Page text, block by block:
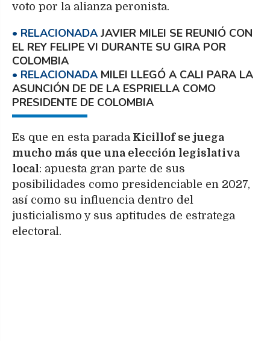
voto por la alianza peronista.
JAVIER MILEI SE REUNIÓ CON
EL REY FELIPE VI DURANTE SU GIRA POR
COLOMBIA
MILEI LLEGÓ A CALI PARA LA
ASUNCIÓN DE DE LA ESPRIELLA COMO
PRESIDENTE DE COLOMBIA
Es que en esta parada Kicillof se juega
mucho más que una elección legislativa
local: apuesta gran parte de sus
posibilidades como presidenciable en 2027,
así como su influencia dentro del
justicialismo y sus aptitudes de estratega
electoral.